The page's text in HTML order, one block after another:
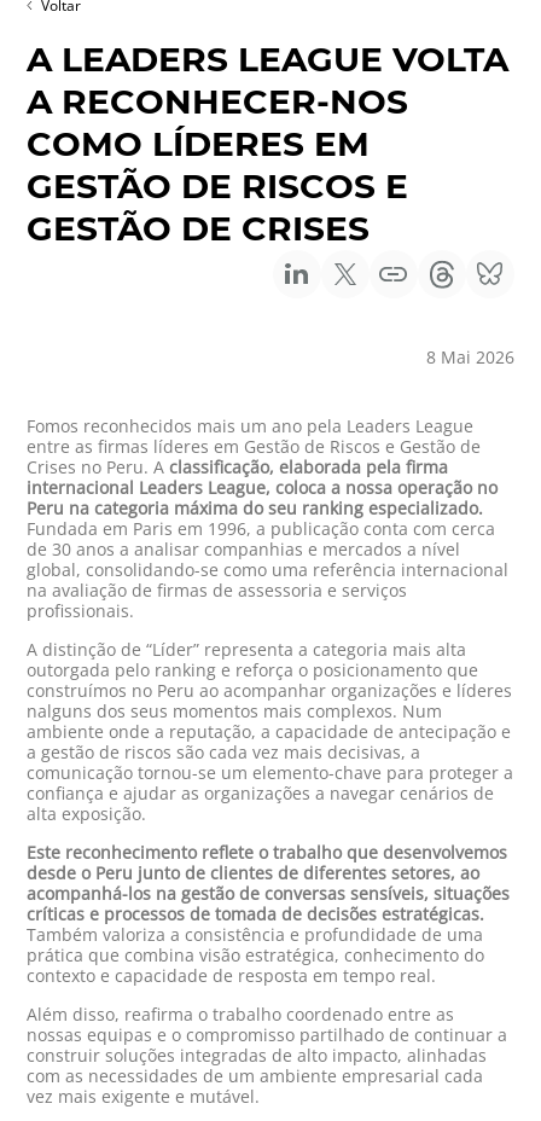
Voltar
A LEADERS LEAGUE VOLTA
A RECONHECER-NOS
COMO LÍDERES EM
GESTÃO DE RISCOS E
GESTÃO DE CRISES
8 Mai 2026
Fomos reconhecidos mais um ano pela Leaders League
entre as firmas líderes em Gestão de Riscos e Gestão de
Crises no Peru. A classificação, elaborada pela firma
internacional Leaders League, coloca a nossa operação no
Peru na categoria máxima do seu ranking especializado.
Fundada em Paris em 1996, a publicação conta com cerca
de 30 anos a analisar companhias e mercados a nível
global, consolidando-se como uma referência internacional
na avaliação de firmas de assessoria e serviços
profissionais.
A distinção de “Líder” representa a categoria mais alta
outorgada pelo ranking e reforça o posicionamento que
construímos no Peru ao acompanhar organizações e líderes
nalguns dos seus momentos mais complexos. Num
ambiente onde a reputação, a capacidade de antecipação e
a gestão de riscos são cada vez mais decisivas, a
comunicação tornou-se um elemento-chave para proteger a
confiança e ajudar as organizações a navegar cenários de
alta exposição.
Este reconhecimento reflete o trabalho que desenvolvemos
desde o Peru junto de clientes de diferentes setores, ao
acompanhá-los na gestão de conversas sensíveis, situações
críticas e processos de tomada de decisões estratégicas.
Também valoriza a consistência e profundidade de uma
prática que combina visão estratégica, conhecimento do
contexto e capacidade de resposta em tempo real.
Além disso, reafirma o trabalho coordenado entre as
nossas equipas e o compromisso partilhado de continuar a
construir soluções integradas de alto impacto, alinhadas
com as necessidades de um ambiente empresarial cada
vez mais exigente e mutável.